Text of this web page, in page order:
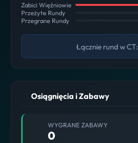
Zabici Więźniowie
Przeżyte Rundy
Przegrane Rundy
Łącznie rund w CT:
Osiągnięcia i Zabawy
WYGRANE ZABAWY
0